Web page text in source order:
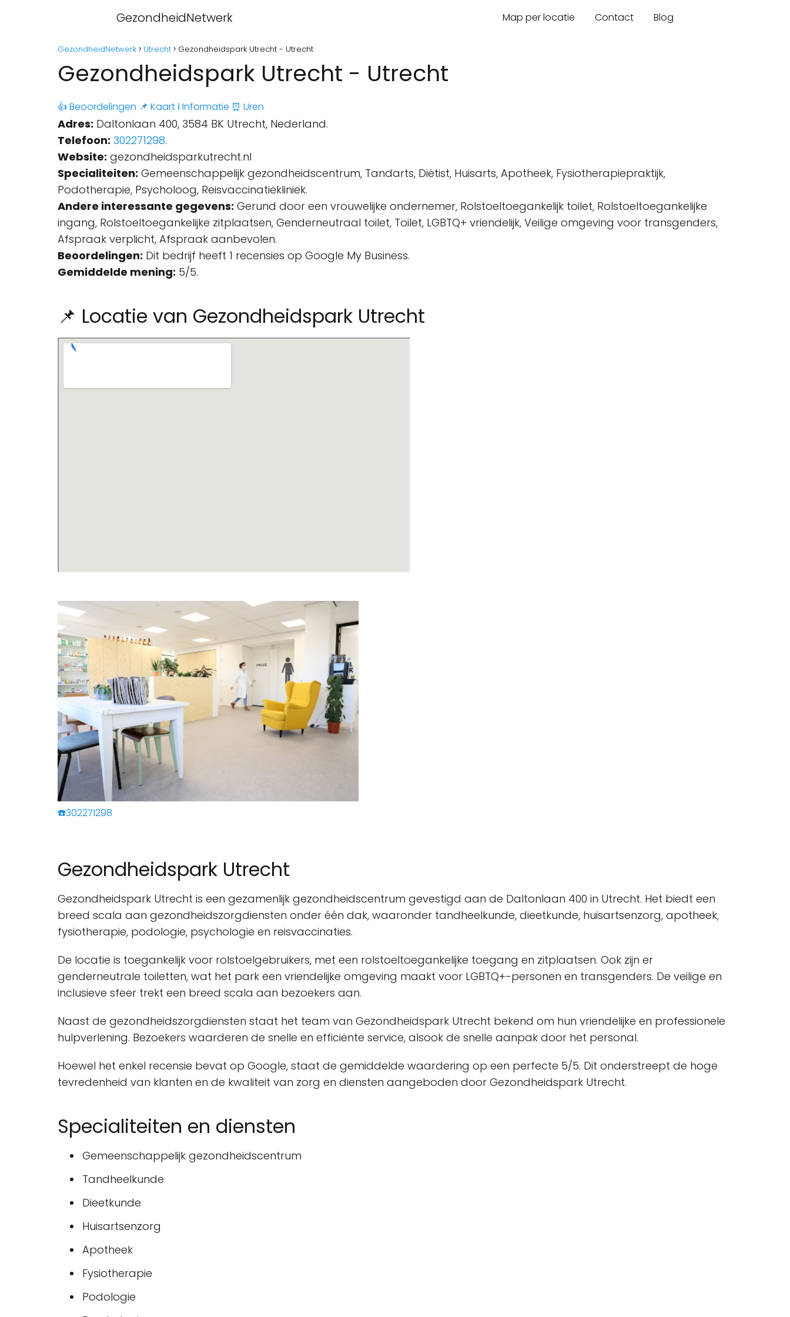
GezondheidNetwerk Map per locatie Contact Blog
GezondheidNetwerk Utrecht Gezondheidspark Utrecht - Utrecht
Gezondheidspark Utrecht - Utrecht
👍 Beoordelingen 📌 Kaart ℹ️ Informatie ⏰ Uren
Adres: Daltonlaan 400, 3584 BK Utrecht, Nederland.
Telefoon: 302271298.
Website: gezondheidsparkutrecht.nl
Specialiteiten: Gemeenschappelijk gezondheidscentrum, Tandarts, Diëtist, Huisarts, Apotheek, Fysiotherapiepraktijk,
Podotherapie, Psycholoog, Reisvaccinatiekliniek.
Andere interessante gegevens: Gerund door een vrouwelijke ondernemer, Rolstoeltoegankelijk toilet, Rolstoeltoegankelijke
ingang, Rolstoeltoegankelijke zitplaatsen, Genderneutraal toilet, Toilet, LGBTQ+ vriendelijk, Veilige omgeving voor transgenders,
Afspraak verplicht, Afspraak aanbevolen.
Beoordelingen: Dit bedrijf heeft 1 recensies op Google My Business.
Gemiddelde mening: 5/5.
📌 Locatie van Gezondheidspark Utrecht
☎️302271298
Gezondheidspark Utrecht
Gezondheidspark Utrecht is een gezamenlijk gezondheidscentrum gevestigd aan de Daltonlaan 400 in Utrecht. Het biedt een
breed scala aan gezondheidszorgdiensten onder één dak, waaronder tandheelkunde, dieetkunde, huisartsenzorg, apotheek,
fysiotherapie, podologie, psychologie en reisvaccinaties.
De locatie is toegankelijk voor rolstoelgebruikers, met een rolstoeltoegankelijke toegang en zitplaatsen. Ook zijn er
genderneutrale toiletten, wat het park een vriendelijke omgeving maakt voor LGBTQ+-personen en transgenders. De veilige en
inclusieve sfeer trekt een breed scala aan bezoekers aan.
Naast de gezondheidszorgdiensten staat het team van Gezondheidspark Utrecht bekend om hun vriendelijke en professionele
hulpverlening. Bezoekers waarderen de snelle en efficiënte service, alsook de snelle aanpak door het personal.
Hoewel het enkel recensie bevat op Google, staat de gemiddelde waardering op een perfecte 5/5. Dit onderstreept de hoge
tevredenheid van klanten en de kwaliteit van zorg en diensten aangeboden door Gezondheidspark Utrecht.
Specialiteiten en diensten
Gemeenschappelijk gezondheidscentrum
Tandheelkunde
Dieetkunde
Huisartsenzorg
Apotheek
Fysiotherapie
Podologie